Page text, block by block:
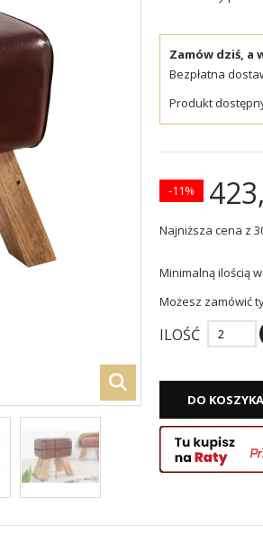
Zamów dziś, a
Bezpłatna
Produkt
-11%
Najniższa cena z
Minimalną ilością
Możesz zamówić
ILOŚĆ
DO KOSZYKA